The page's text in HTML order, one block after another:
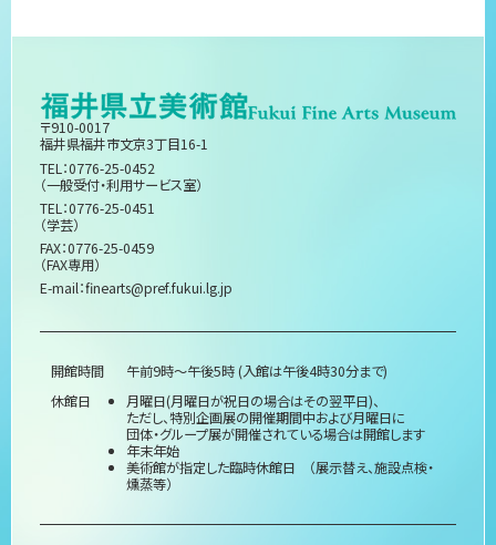
〒910-0017
福井県福井市文京3丁目16-1
TEL：0776-25-0452
（一般受付・利用サービス室）
TEL：0776-25-0451
（学芸）
FAX：0776-25-0459
（FAX専用）
E-mail：finearts@pref.fukui.lg.jp
開館時間
午前9時～午後5時 (入館は午後4時30分まで)
休館日
月曜日(月曜日が祝日の場合はその翌平日)、
ただし、特別企画展の開催期間中および月曜日に
団体・グループ展が開催されている場合は開館します
年末年始
美術館が指定した臨時休館日 （展示替え、施設点検・
燻蒸等）